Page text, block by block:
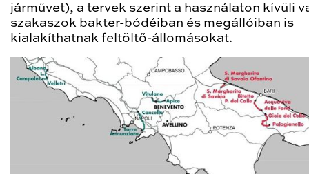
járművet), a tervek szerint a használaton kívüli
szakaszok bakter-bódéiban és megállóiban is
kialakíthatnak feltöltő-állomásokat.